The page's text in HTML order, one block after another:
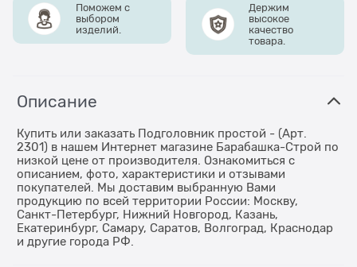
Поможем с
выбором
изделий.
Держим
высокое
качество
товара.
Описание
Купить или заказать Подголовник простой - (Арт.
2301) в нашем Интернет магазине Барабашка-Строй по
низкой цене от производителя. Ознакомиться с
описанием, фото, характеристики и отзывами
покупателей. Мы доставим выбранную Вами
продукцию по всей территории России: Москву,
Санкт-Петербург, Нижний Новгород, Казань,
Екатеринбург, Самару, Саратов, Волгоград, Краснодар
и другие города РФ.